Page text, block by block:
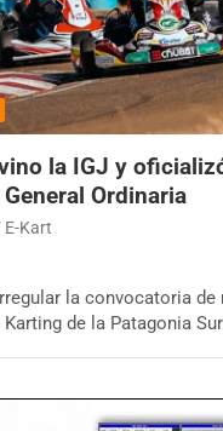
la IGJ y
Ordinaria
E-Kart
la convocatoria de
de la Patagonia